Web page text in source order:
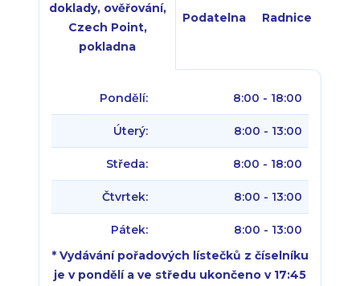
doklady, ověřování,
Czech Point,
pokladna
Podatelna Radnice
Pondělí: 8:00 - 18:00
Úterý: 8:00 - 13:00
Středa: 8:00 - 18:00
Čtvrtek: 8:00 - 13:00
Pátek:
8:00 - 13:00
* Vydávání pořadových lístečků z číselníku
je v pondělí a ve středu ukončeno v 17:45